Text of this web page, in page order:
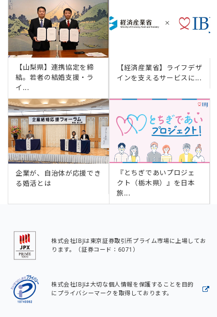
【山梨県】連携協定を締
結。若者の結婚支援・ラ
イ...
【経済産業省】ライフデザ
インを支えるサービスに...
企業が、自治体が応援でき
る婚活とは
『とちぎであいプロジェ
クト（栃木県）』を日本
旅...
株式会社IBJは東京証券取引所プライム市場に上場してお
ります。（証券コード：6071）
株式会社IBJは大切な個人情報を保護することを目的
にプライバシーマークを取得しております。